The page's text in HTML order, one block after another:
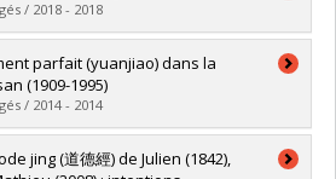
Papyrus
/ 2018 - 2018
Marion
D.
Papyrus
parfait (yuanjiao) dans la
(1909-1995)
/ 2014 - 2014
Annie
jing (道德經) de Julien (1842),